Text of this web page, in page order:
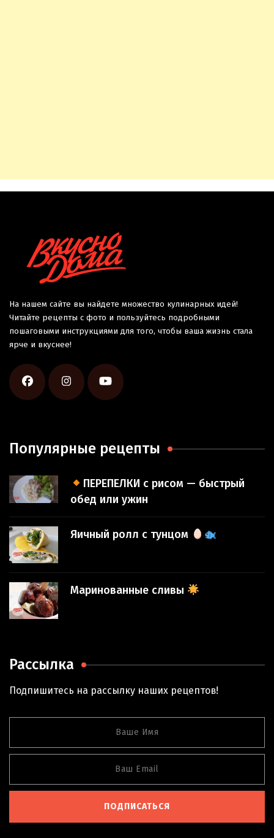
На нашем сайте вы найдете множество кулинарных идей!
Читайте рецепты с фото и пользуйтесь подробными
пошаговыми инструкциями для того, чтобы ваша жизнь стала
ярче и вкуснее!
Популярные рецепты
ПЕРЕПЕЛКИ с рисом — быстрый
обед или ужин
Яичный ролл с тунцом
Маринованные сливы
Рассылка
Подпишитесь на рассылку наших рецептов!